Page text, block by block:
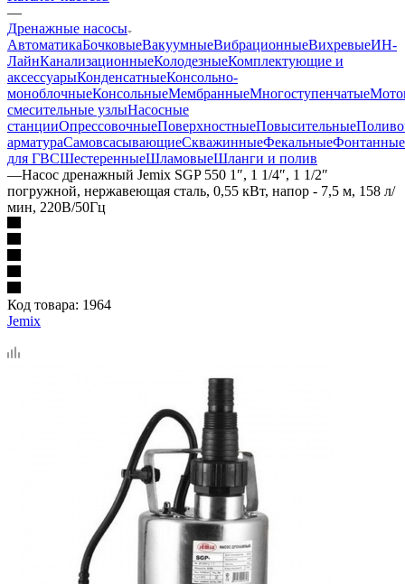
—
Дренажные насосы
АвтоматикаБочковыеВакуумныеВибрационныеВихревыеИН-
ЛайнКанализационныеКолодезныеКомплектующие и
аксессуарыКонденсатныеКонсольно-
моноблочныеКонсольныеМембранныеМногоступенчатые
смесительные узлыНасосные
станцииОпрессовочныеПоверхностныеПовысительные
арматураСамовсасывающиеСкважинныеФекальныеФонтанные
для ГВСШестеренныеШламовыеШланги и полив
—Насос дренажный Jemix SGP 550 1″, 1 1/4″, 1 1/2″
погружной, нержавеющая сталь, 0,55 кВт, напор - 7,5 м, 158 л/
мин, 220В/50Гц
Код товара: 1964
Jemix